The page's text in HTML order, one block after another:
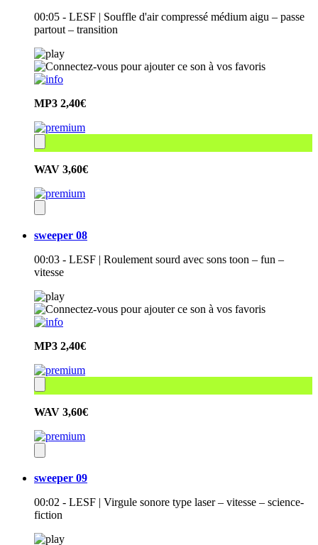
00:05 - LESF | Souffle d'air compressé médium aigu – passe
partout – transition
MP3 2,40€
WAV 3,60€
sweeper 08
00:03 - LESF | Roulement sourd avec sons toon – fun –
vitesse
MP3 2,40€
WAV 3,60€
sweeper 09
00:02 - LESF | Virgule sonore type laser – vitesse – science-
fiction